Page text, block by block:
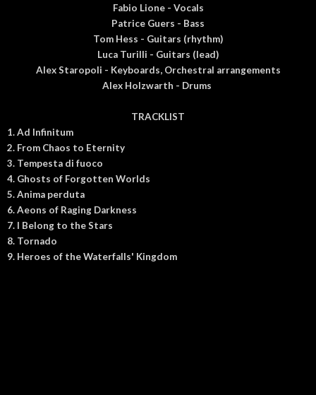
Fabio Lione - Vocals
Patrice Guers - Bass
Tom Hess - Guitars (rhythm)
Luca Turilli - Guitars (lead)
Alex Staropoli - Keyboards, Orchestral arrangements
Alex Holzwarth - Drums
TRACKLIST
1. Ad Infinitum
2. From Chaos to Eternity
3. Tempesta di fuoco
4. Ghosts of Forgotten Worlds
5. Anima perduta
6. Aeons of Raging Darkness
7. I Belong to the Stars
8. Tornado
9. Heroes of the Waterfalls' Kingdom